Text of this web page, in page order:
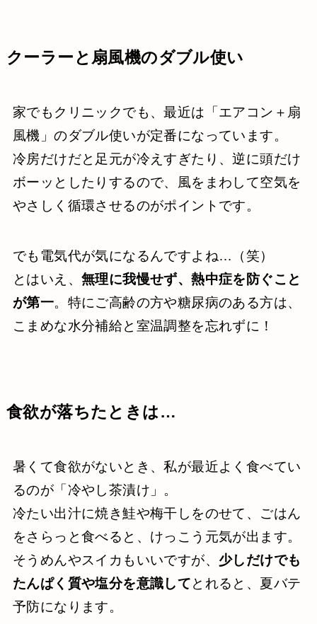
クーラーと扇風機のダブル使い
家でもクリニックでも、最近は「エアコン＋扇
風機」のダブル使いが定番になっています。
冷房だけだと足元が冷えすぎたり、逆に頭だけ
ボーッとしたりするので、風をまわして空気を
やさしく循環させるのがポイントです。
でも電気代が気になるんですよね…（笑）
とはいえ、 無理に我慢せず、熱中症を防ぐこと
が第一。特にご高齢の方や糖尿病のある方は、
こまめな水分補給と室温調整を忘れずに！
食欲が落ちたときは…
暑くて食欲がないとき、私が最近よく食べてい
るのが「冷やし茶漬け」。
冷たい出汁に焼き鮭や梅干しをのせて、ごはん
をさらっと食べると、けっこう元気が出ます。
そうめんやスイカもいいですが、 少しだけでも
たんぱく質や塩分を意識してとれると、夏バテ
予防になります。